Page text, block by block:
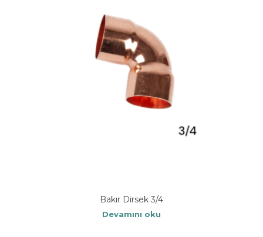
Bakır Dirsek 3/4
Devamını oku